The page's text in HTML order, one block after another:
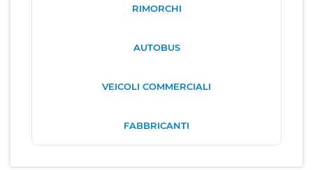
RIMORCHI
AUTOBUS
VEICOLI COMMERCIALI
FABBRICANTI